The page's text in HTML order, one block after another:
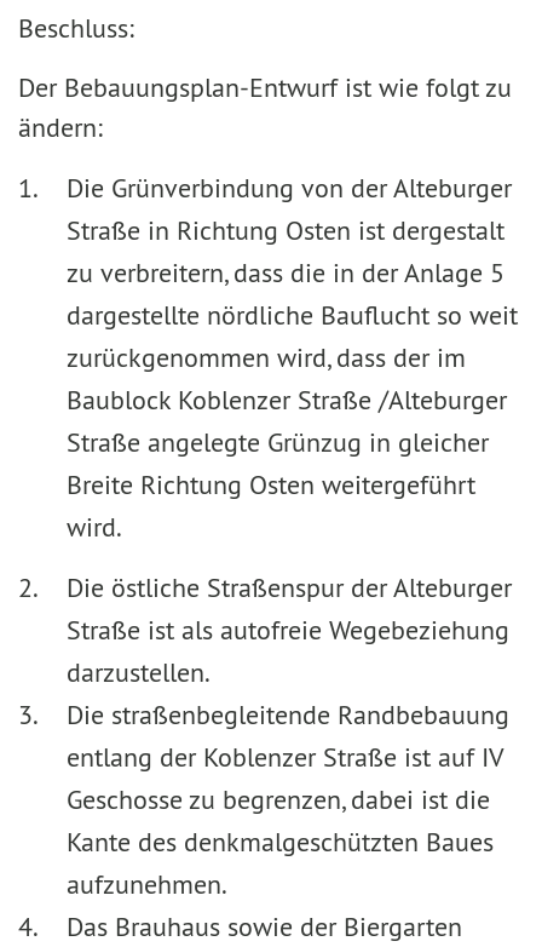
Beschluss:
Der Bebauungsplan-Entwurf ist wie folgt zu
ändern:
Die Grünverbindung von der Alteburger
Straße in Richtung Osten ist dergestalt
zu verbreitern, dass die in der Anlage 5
dargestellte nördliche Bauflucht so weit
zurückgenommen wird, dass der im
Baublock Koblenzer Straße /Alteburger
Straße angelegte Grünzug in gleicher
Breite Richtung Osten weitergeführt
wird.
Die östliche Straßenspur der Alteburger
Straße ist als autofreie Wegebeziehung
darzustellen.
Die straßenbegleitende Randbebauung
entlang der Koblenzer Straße ist auf IV
Geschosse zu begrenzen, dabei ist die
Kante des denkmalgeschützten Baues
aufzunehmen.
Das Brauhaus sowie der Biergarten